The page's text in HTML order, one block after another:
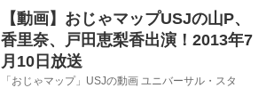
【動画】おじゃマップUSJの山P、
香里奈、戸田恵梨香出演！2013年7
月10日放送
「おじゃマップ」USJの動画 ユニバーサル・スタ